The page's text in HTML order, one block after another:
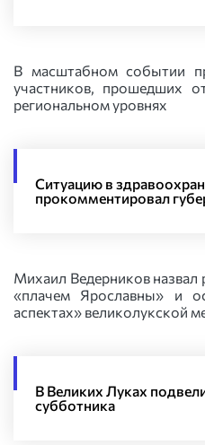
В масштабном событии
участников, прошедших
региональном уровнях
Ситуацию в
прокомментировал
Михаил Ведерников назвал
«плачем Ярославны» и
аспектах» великолукской
В Великих Луках
субботника